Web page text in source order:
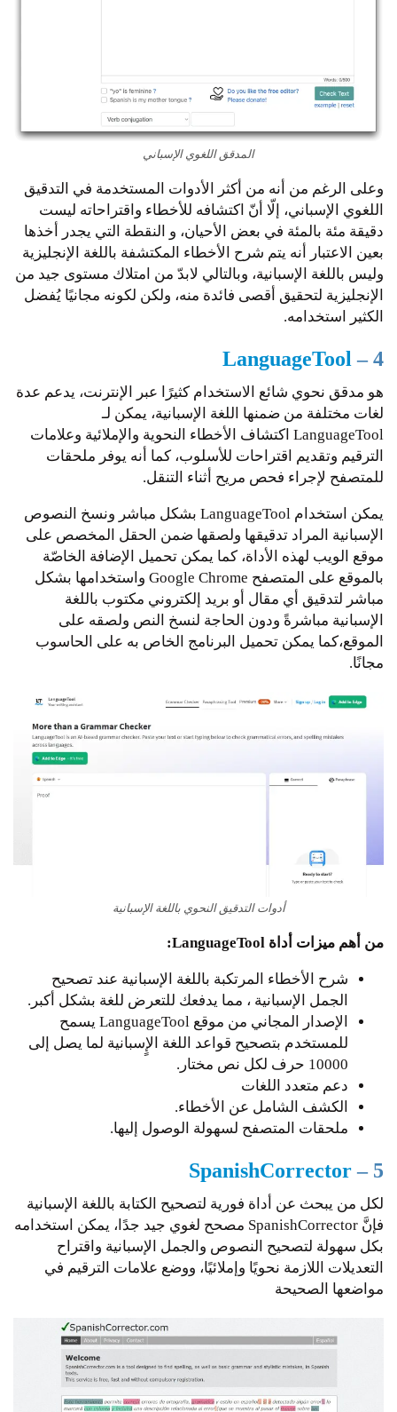
المدقق اللغوي الإسباني
وعلى الرغم من أنه من أكثر الأدوات المستخدمة في التدقيق
اللغوي الإسباني، إلّا أنّ اكتشافه للأخطاء واقتراحاته ليست
دقيقة مئة بالمئة في بعض الأحيان، و النقطة التي يجدر أخذها
بعين الاعتبار أنه يتم شرح الأخطاء المكتشفة باللغة الإنجليزية
وليس باللغة الإسبانية، وبالتالي لابدّ من امتلاك مستوى جيد من
الإنجليزية لتحقيق أقصى فائدة منه، ولكن لكونه مجانيًا يُفضل
الكثير استخدامه.
4 –
LanguageTool
هو مدقق نحوي شائع الاستخدام كثيرًا عبر الإنترنت، يدعم عدة
لغات مختلفة من ضمنها اللغة الإسبانية، يمكن لـ
LanguageTool اكتشاف الأخطاء النحوية والإملائية وعلامات
الترقيم وتقديم اقتراحات للأسلوب، كما أنه يوفر ملحقات
للمتصفح لإجراء فحص مريح أثناء التنقل.
يمكن استخدام LanguageTool بشكل مباشر ونسخ النصوص
الإسبانية المراد تدقيقها ولصقها ضمن الحقل المخصص على
موقع الويب لهذه الأداة، كما يمكن تحميل الإضافة الخاصّة
بالموقع على المتصفح Google Chrome واستخدامها بشكل
مباشر لتدقيق أي مقال أو بريد إلكتروني مكتوب باللغة
الإسبانية مباشرةً ودون الحاجة لنسخ النص ولصقه على
الموقع،كما يمكن تحميل البرنامج الخاص به على الحاسوب
مجانًا.
أدوات التدقيق النحوي باللغة الإسبانية
من أهم ميزات أداة LanguageTool:
شرح الأخطاء المرتكبة باللغة الإسبانية عند تصحيح
الجمل الإسبانية ، مما يدفعك للتعرض للغة بشكل أكبر.
الإصدار المجاني من موقع LanguageTool يسمح
للمستخدم بتصحيح قواعد اللغة الإٍسبانية لما يصل إلى
10000 حرف لكل نص مختار.
دعم متعدد اللغات
الكشف الشامل عن الأخطاء.
ملحقات المتصفح لسهولة الوصول إليها.
5 –
SpanishCorrector
لكل من يبحث عن أداة فورية لتصحيح الكتابة باللغة الإسبانية
فإنَّ SpanishCorrector مصحح لغوي جيد جدًا، يمكن استخدامه
بكل سهولة لتصحيح النصوص والجمل الإسبانية واقتراح
التعديلات اللازمة نحويًا وإملائيًا، ووضع علامات الترقيم في
مواضعها الصحيحة